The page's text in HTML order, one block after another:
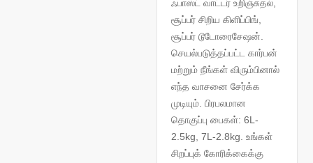
ஃபாஸ்ட் வாட்டர் உறிஞ்சுதல்,
சூப்பர் சிறிய கிளிப்பிங்,
சூப்பர் டூடோரைசேஷன்.
செயல்படுத்தப்பட்ட கார்பன்
மற்றும் நீங்கள் விரும்பினால்
எந்த வாசனை சேர்க்க
முடியும். பிரபலமான
தொகுப்பு பைகள்: 6L-
2.5kg, 7L-2.8kg. உங்கள்
சிறப்புக் கோரிக்கைக்கு